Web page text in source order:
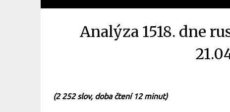
Analýza 1518. dne
(2 252 slov, doba čtení 12 minut)